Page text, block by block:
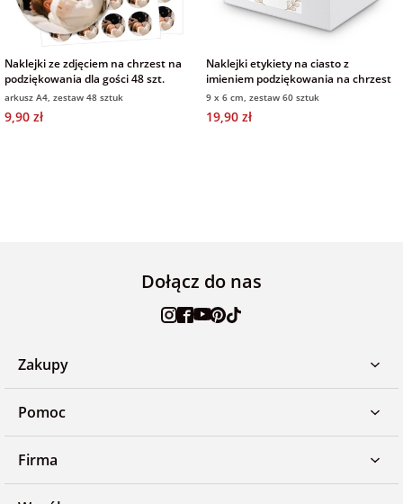
Bombki ze
zdjęciem
Fotoksiążki
na zakończenie
szkoły
na pamiątkę z
wakacji
na prezent
świąteczny
na Dzień Babci i
dla chłopaka
dla dziewczyny
Naklejki ze zdjęciem na chrzest na
podziękowania dla gości 48 szt.
arkusz A4, zestaw 48 sztuk
9,90 zł
Naklejki etykiety na ciasto z
imieniem podziękowania na chrzest
9 x 6 cm, zestaw 60 sztuk
19,90 zł
Dołącz do nas
Zakupy
Pomoc
Firma